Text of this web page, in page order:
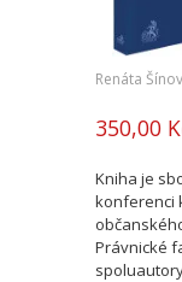
Renáta
350,00
Kniha je
konferenci
Právnické